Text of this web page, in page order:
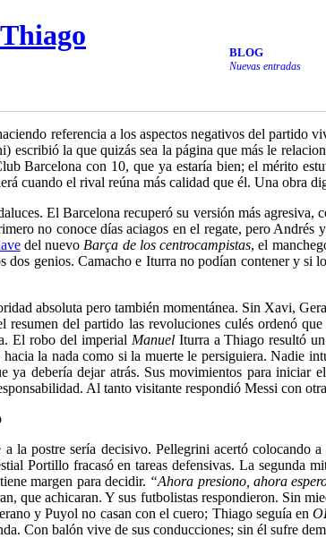
BLOG
Nuevas entradas
referencia a los aspectos negativos del
escribió la que quizás sea la página que más le
Barcelona con 10, que ya estaría bien; el mérito
cuando el rival reúna más calidad que él. Una obra
El Barcelona recuperó su versión más agresiva,
no conoce días aciagos en el regate, pero
del nuevo Barça de los centrocampistas, el
dos genios. Camacho e Iturra no podían contener y
absoluta pero también momentánea. Sin Xavi,
resumen del partido las revoluciones culés ordenó
El robo del imperial ManuelIturra a Thiago resultó un
la nada como si la muerte le persiguiera. Nadie
ya debería dejar atrás. Sus movimientos para
Al tanto visitante respondió Messi con
postre sería decisivo. Pellegrini acertó colocando
Portillo fracasó en tareas defensivas. La segunda
margen para decidir. “Ahora presiono, ahora
que achicaran. Y sus futbolistas respondieron. Sin
y Puyol no casan con el cuero; Thiago seguía en
Con balón vive de sus conducciones; sin él sufre